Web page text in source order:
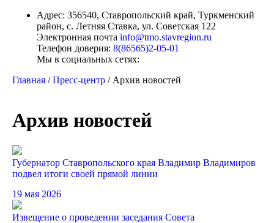
Адрес: 356540, Ставропольский край, Туркменский
район, с. Летняя Ставка, ул. Советская 122
Электронная почта info@tmo.stavregion.ru
Телефон доверия: 8(86565)2-05-01
Мы в социальных сетях:
Главная / Пресс-центр / Архив новостей
Архив новостей
Губернатор Ставропольского края Владимир Владимиров
подвел итоги своей прямой линии
19 мая 2026
Извещение о проведении заседания Совета